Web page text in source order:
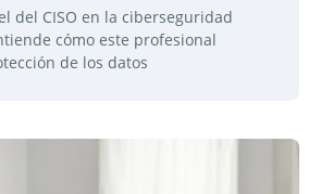
del CISO en la ciberseguridad
cómo este profesional
de los datos